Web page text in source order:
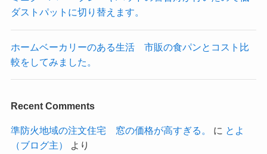
ダストパットに切り替えます。
ホームベーカリーのある生活 市販の食パンとコスト比
較をしてみました。
Recent Comments
準防火地域の注文住宅 窓の価格が高すぎる。 に とよ
（ブログ主）
より